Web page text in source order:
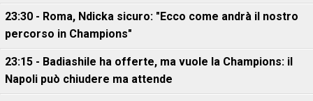
23:30 - Roma, Ndicka sicuro: "Ecco come andrà il nostro
percorso in Champions"
23:15 - Badiashile ha offerte, ma vuole la Champions: il
Napoli può chiudere ma attende